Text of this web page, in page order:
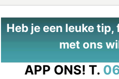
Heb je een leuke
met ons
APP ONS! T.